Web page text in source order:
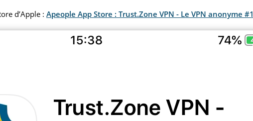
d’Apple :Apeople App Store : Trust.Zone VPN - Le VPN anonyme #1